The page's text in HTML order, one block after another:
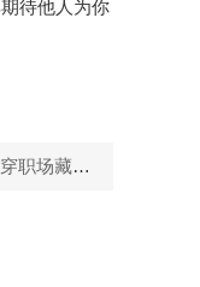
待他人为你
年的潜规则